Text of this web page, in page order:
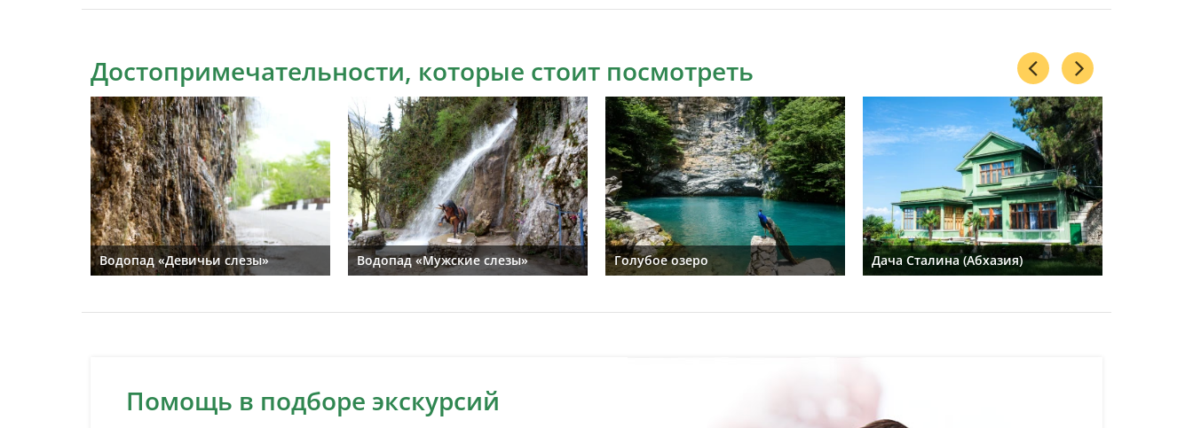
Достопримечательности, которые стоит посмотреть
Водопад «Девичьи слезы» Водопад «Мужские слезы» Голубое озеро Дача Сталина (Абхазия)
Помощь в подборе экскурсий